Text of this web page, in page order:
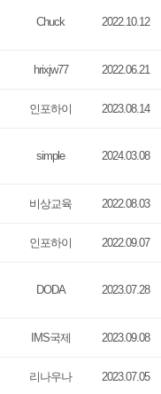
Chuck 2022.10.12
hrixjw77 2022.06.21
인포하이 2023.08.14
simple 2024.03.08
비상교육 2022.08.03
인포하이 2022.09.07
DODA 2023.07.28
IMS국제 2023.09.08
리나우나 2023.07.05